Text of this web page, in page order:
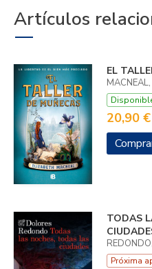
Artículos
EL
20,90 €
TODAS
Próxima